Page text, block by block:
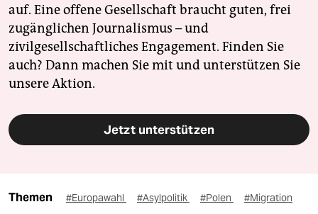
auf. Eine offene Gesellschaft braucht guten, frei
zugänglichen Journalismus – und
zivilgesellschaftliches Engagement. Finden Sie
auch? Dann machen Sie mit und unterstützen Sie
unsere Aktion.
Jetzt unterstützen
Themen #Europawahl #Asylpolitik #Polen #Migration